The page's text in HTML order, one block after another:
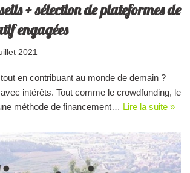
+ sélection de plateformes de
engagées
2021
en contribuant au monde de demain ?
intérêts. Tout comme le crowdfunding, le
méthode de financement… Lire la suite »